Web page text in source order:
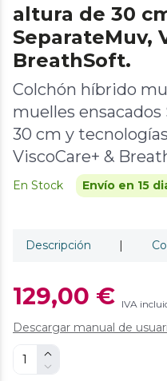
altura de 30
SeparateMuv,
BreathSoft.
Colchón híbrido
muelles
30 cm y
ViscoCare+ &
En Stock Envío en 15
Descripción |
129,00 € IVA
Descargar manual de